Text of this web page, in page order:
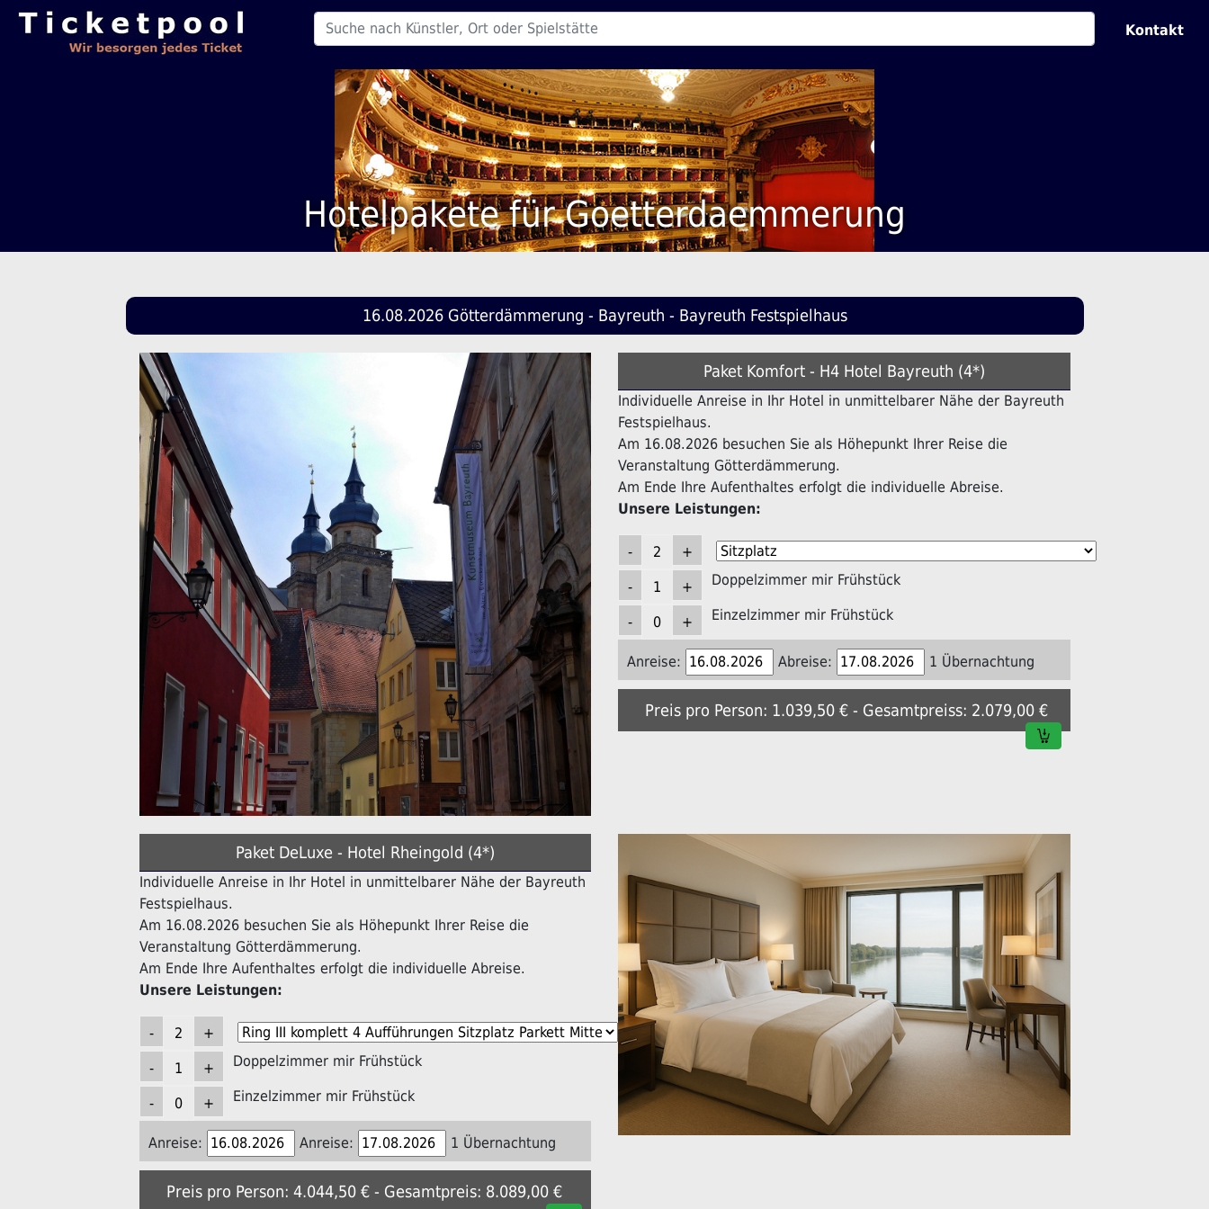
Kontakt
Hotelpakete für Goetterdaemmerung
16.08.2026 Götterdämmerung - Bayreuth - Bayreuth Festspielhaus
Paket Komfort - H4 Hotel Bayreuth (4*)
Individuelle Anreise in Ihr Hotel in unmittelbarer Nähe der Bayreuth
Festspielhaus.
Am 16.08.2026 besuchen Sie als Höhepunkt Ihrer Reise die
Veranstaltung Götterdämmerung.
Am Ende Ihre Aufenthaltes erfolgt die individuelle Abreise.
Unsere Leistungen:
Doppelzimmer mir Frühstück
Einzelzimmer mir Frühstück
Anreise: Abreise: 1 Übernachtung
Preis pro Person: 1.039,50 € - Gesamtpreiss: 2.079,00 €
Paket DeLuxe - Hotel Rheingold (4*)
Individuelle Anreise in Ihr Hotel in unmittelbarer Nähe der Bayreuth
Festspielhaus.
Am 16.08.2026 besuchen Sie als Höhepunkt Ihrer Reise die
Veranstaltung Götterdämmerung.
Am Ende Ihre Aufenthaltes erfolgt die individuelle Abreise.
Unsere Leistungen:
Doppelzimmer mir Frühstück
Einzelzimmer mir Frühstück
Anreise: Anreise: 1 Übernachtung
Preis pro Person: 4.044,50 € - Gesamtpreis: 8.089,00 €